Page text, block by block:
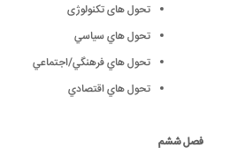
تحول های تکنولوژی
تحول هاي سياسي
تحول هاي فرهنگي/اجتماعي
تحول هاي اقتصادي
فصل ششم